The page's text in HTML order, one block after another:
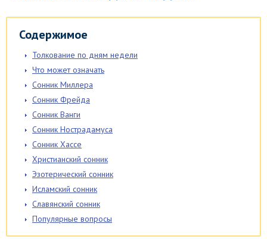
Содержимое
Толкование по дням недели
Что может означать
Сонник Миллера
Сонник Фрейда
Сонник Ванги
Сонник Нострадамуса
Сонник Хассе
Христианский сонник
Эзотерический сонник
Исламский сонник
Славянский сонник
Популярные вопросы